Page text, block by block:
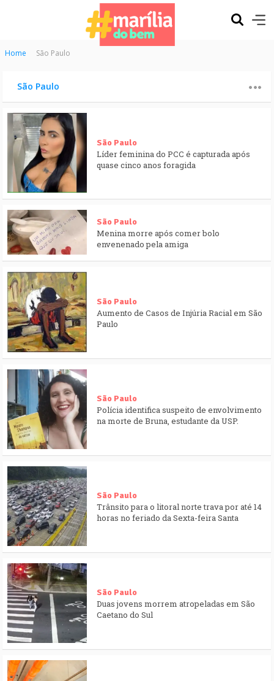
Home São Paulo
São Paulo
São Paulo
Líder feminina do PCC é capturada após
quase cinco anos foragida
São Paulo
Menina morre após comer bolo
envenenado pela amiga
São Paulo
Aumento de Casos de Injúria Racial em São
Paulo
São Paulo
Polícia identifica suspeito de envolvimento
na morte de Bruna, estudante da USP.
São Paulo
Trânsito para o litoral norte trava por até 14
horas no feriado da Sexta-feira Santa
São Paulo
Duas jovens morrem atropeladas em São
Caetano do Sul